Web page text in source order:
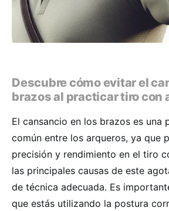
Descubre cómo evitar el
brazos al practicar tiro con
El cansancio en los brazos es una
común entre los arqueros, ya que
precisión y rendimiento en el tiro
las principales causas de este
de técnica adecuada. Es
que estás utilizando la postura